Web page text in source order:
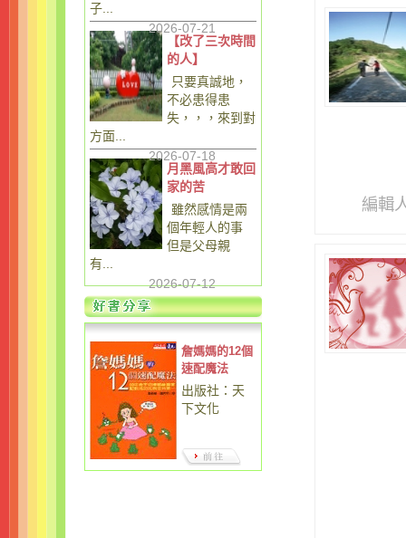
子...
2026-07-21
【改了三次時間
的人】
只要真誠地，
不必患得患
失，，，來到對
方面...
2026-07-18
月黑風高才敢回
家的苦
雖然感情是兩
個年輕人的事
但是父母親
有...
2026-07-12
詹媽媽的12個
速配魔法
出版社：天
下文化
編輯